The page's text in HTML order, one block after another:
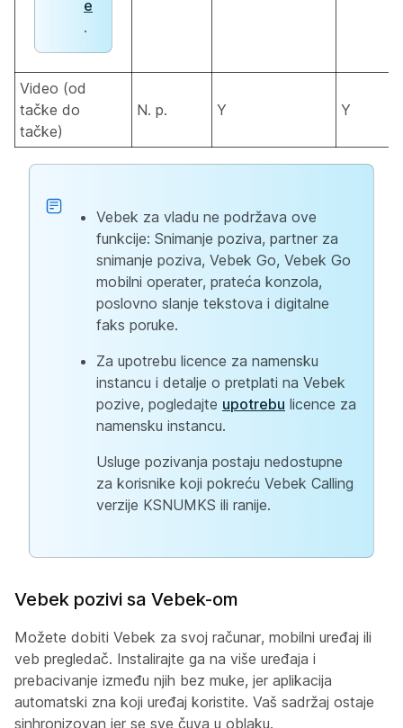
e
.
Video (od
tačke do
tačke)
N. p. Y Y
Vebek za vladu ne podržava ove
funkcije: Snimanje poziva, partner za
snimanje poziva, Vebek Go, Vebek Go
mobilni operater, prateća konzola,
poslovno slanje tekstova i digitalne
faks poruke.
Za upotrebu licence za namensku
instancu i detalje o pretplati na Vebek
pozive, pogledajte upotrebu licence za
namensku instancu.
Usluge pozivanja postaju nedostupne
za korisnike koji pokreću Vebek Calling
verzije KSNUMKS ili ranije.
Vebek pozivi sa Vebek-om
Možete dobiti Vebek za svoj računar, mobilni uređaj ili
veb pregledač. Instalirajte ga na više uređaja i
prebacivanje između njih bez muke, jer aplikacija
automatski zna koji uređaj koristite. Vaš sadržaj ostaje
sinhronizovan jer se sve čuva u oblaku.